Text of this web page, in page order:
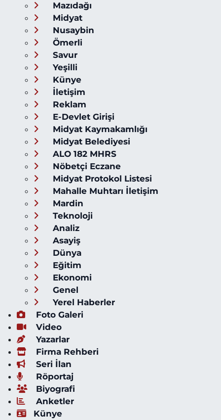
Mazıdağı
Midyat
Nusaybin
Ömerli
Savur
Yeşilli
Künye
İletişim
Reklam
E-Devlet Girişi
Midyat Kaymakamlığı
Midyat Belediyesi
ALO 182 MHRS
Nöbetçi Eczane
Midyat Protokol Listesi
Mahalle Muhtarı İletişim
Mardin
Teknoloji
Analiz
Asayiş
Dünya
Eğitim
Ekonomi
Genel
Yerel Haberler
Foto Galeri
Video
Yazarlar
Firma Rehberi
Seri İlan
Röportaj
Biyografi
Anketler
Künye